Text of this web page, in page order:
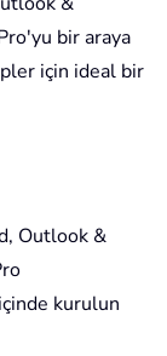
bir araya
için ideal bir
Outlook &
kurulun